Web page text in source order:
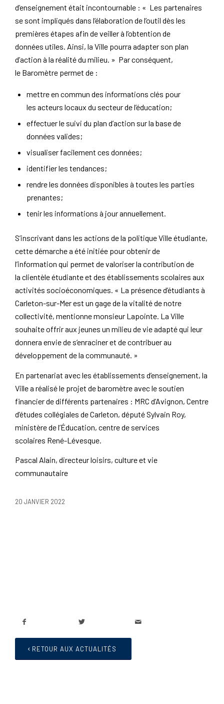
d’enseignement était incontournable : « Les partenaires
se sont impliqués dans l’élaboration de l’outil dès les
premières étapes afin de veiller à l’obtention de
données utiles. Ainsi, la Ville pourra adapter son plan
d’action à la réalité du milieu. » Par conséquent,
le Baromètre permet de :
mettre en commun des informations clés pour
les acteurs locaux du secteur de l’éducation;
effectuer le suivi du plan d’action sur la base de
données valides;
visualiser facilement ces données;
identifier les tendances;
rendre les données disponibles à toutes les parties
prenantes;
tenir les informations à jour annuellement.
S’inscrivant dans les actions de la politique Ville étudiante,
cette démarche a été initiée pour obtenir de
l’information qui permet de valoriser la contribution de
la clientèle étudiante et des établissements scolaires aux
activités socioéconomiques. « La présence d’étudiants à
Carleton-sur-Mer est un gage de la vitalité de notre
collectivité, mentionne monsieur Lapointe. La Ville
souhaite offrir aux jeunes un milieu de vie adapté qui leur
donnera envie de s’enraciner et de contribuer au
développement de la communauté. »
En partenariat avec les établissements d’enseignement, la
Ville a réalisé le projet de baromètre avec le soutien
financier de différents partenaires : MRC d’Avignon, Centre
d’études collégiales de Carleton, député Sylvain Roy,
ministère de l’Éducation, centre de services
scolaires René-Lévesque.
Pascal Alain, directeur loisirs, culture et vie
communautaire
20 JANVIER 2022
RETOUR AUX ACTUALITÉS